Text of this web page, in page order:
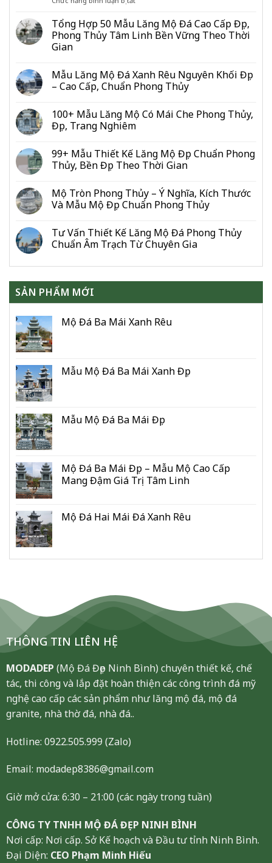
Trọn
Gói
Hết
Tiền?
Bảng
Nhất
2026
Vấn
Kích
Thước
Chuẩn
Lỗ
Ban:
Số
Đo
Mục
Cho
&
Dòng
Tổng Hợp 50 Mẫu Lăng Mộ Đá Cao Cấp Đẹp,
Phong Thủy Tâm Linh Bền Vững Theo Thời
Gian
Mẫu Lăng Mộ Đá Xanh Rêu Nguyên Khối Đẹp
– Cao Cấp, Chuẩn Phong Thủy
100+ Mẫu Lăng Mộ Có Mái Che Phong Thủy,
Đẹp, Trang Nghiêm
99+ Mẫu Thiết Kế Lăng Mộ Đẹp Chuẩn Phong
Thủy, Bền Đẹp Theo Thời Gian
Mộ Tròn Phong Thủy – Ý Nghĩa, Kích Thước
Và Mẫu Mộ Đẹp Chuẩn Phong Thủy
Tư Vấn Thiết Kế Lăng Mộ Đá Phong Thủy
Chuẩn Âm Trạch Từ Chuyên Gia
SẢN PHẨM MỚI
Mộ Đá Ba Mái Xanh Rêu
Mẫu Mộ Đá Ba Mái Xanh Đẹp
Mẫu Mộ Đá Ba Mái Đẹp
Mộ Đá Ba Mái Đẹp – Mẫu Mộ Cao Cấp
Mang Đậm Giá Trị Tâm Linh
Mộ Đá Hai Mái Đá Xanh Rêu
THÔNG TIN LIÊN HỆ
MODADEP (Mộ Đá Đẹp Ninh Bình) chuyên thiết kế, chế
tác, thi công và lắp đặt hoàn thiện các công trình đá mỹ
nghệ cao cấp các sản phẩm như lăng mộ đá, mộ đá
granite, nhà thờ đá, nhà đá..
Hotline: 0922.505.999 (Zalo)
Email: modadep8386@gmail.com
Giờ mở cửa: 6:30 – 21:00 (các ngày trong tuần)
CÔNG TY TNHH MỘ ĐÁ ĐẸP NINH BÌNH
Nơi cấp: Nơi cấp. Sở Kế hoạch và Đầu tư tỉnh Ninh Bình.
Đại Diện: CEO Phạm Minh Hiếu